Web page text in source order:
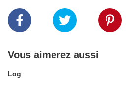
Vous aimerez aussi
Log